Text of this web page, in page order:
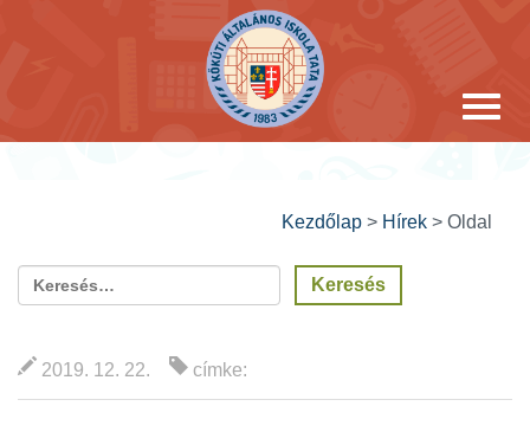
Kezdőlap > Hírek > Oldal
2019. 12. 22. címke: